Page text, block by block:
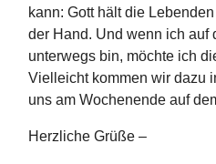
kann: Gott hält die
der Hand. Und wenn ich auf
unterwegs bin, möchte ich
Vielleicht kommen wir dazu
uns am Wochenende auf
Herzliche Grüße –